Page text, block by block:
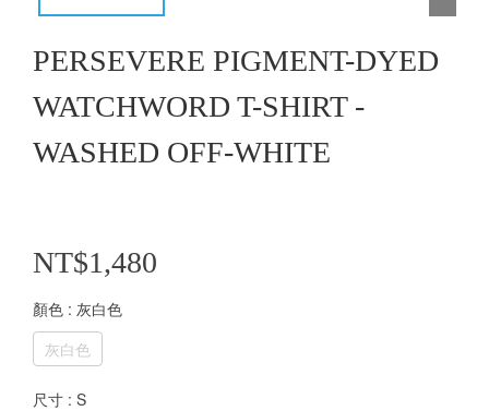
PERSEVERE PIGMENT-DYED
WATCHWORD T-SHIRT -
WASHED OFF-WHITE
NT$1,480
顏色 : 灰白色
灰白色
尺寸 : S